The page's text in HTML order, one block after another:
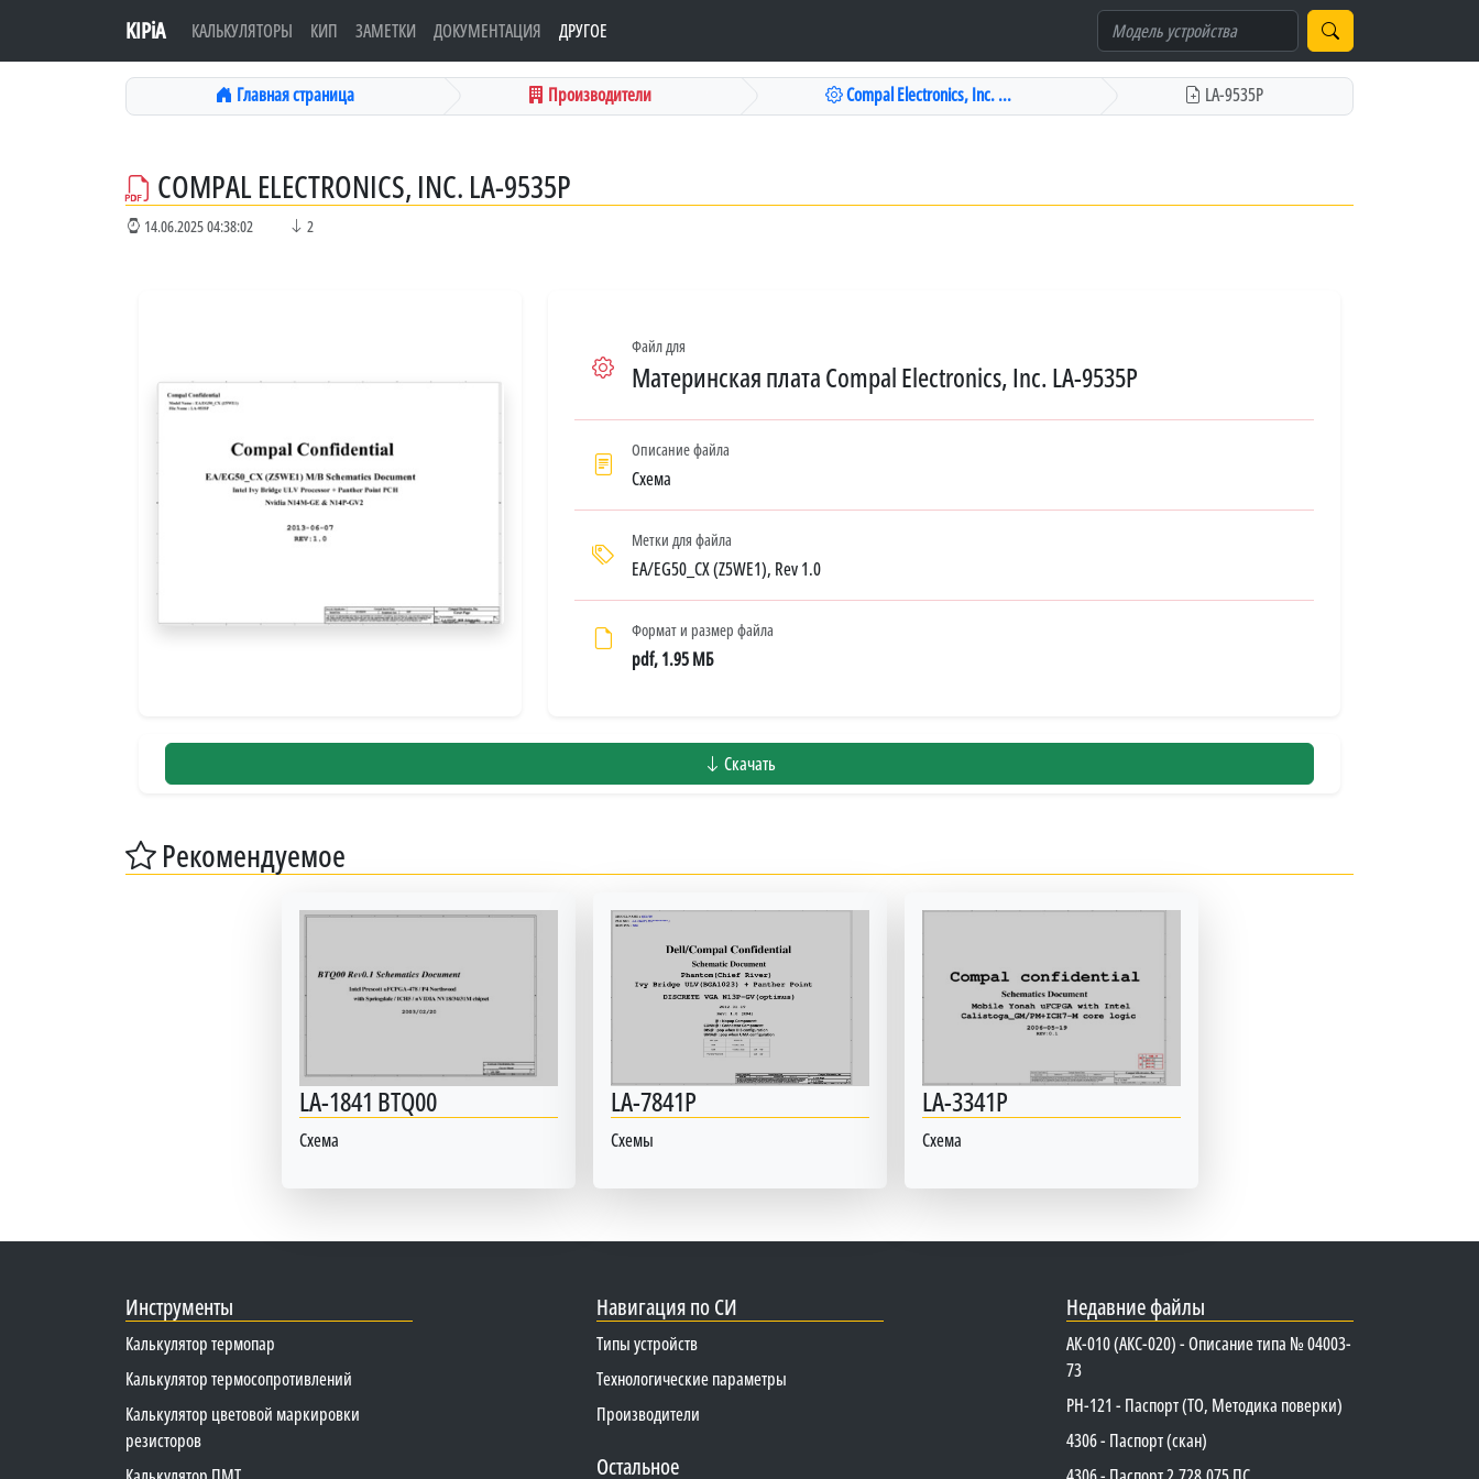
KIPiA КАЛЬКУЛЯТОРЫ КИП ЗАМЕТКИ ДОКУМЕНТАЦИЯ ДРУГОЕ
Главная страница Производители Compal Electronics, Inc. ... LA-9535P
COMPAL ELECTRONICS, INC. LA-9535P
14.06.2025 04:38:02 2
Файл для
Материнская плата Compal Electronics, Inc. LA-9535P
Описание файла
Схема
Метки для файла
EA/EG50_CX (Z5WE1), Rev 1.0
Формат и размер файла
pdf, 1.95 МБ
Скачать
Рекомендуемое
LA-1841 BTQ00
Схема
LA-7841P
Схемы
LA-3341P
Схема
Инструменты
Калькулятор термопар
Калькулятор термосопротивлений
Калькулятор цветовой маркировки
резисторов
Навигация по СИ
Типы устройств
Технологические параметры
Производители
Остальное
Недавние файлы
АК-010 (АКС-020) - Описание типа № 04003-
73
PH-121 - Паспорт (ТО, Методика поверки)
4306 - Паспорт (скан)